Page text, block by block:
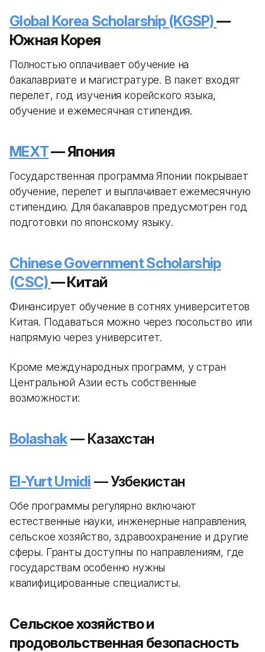
Global Korea Scholarship (KGSP)—
Южная Корея
Полностью оплачивает обучение на
бакалавриате и магистратуре. В пакет входят
перелет, год изучения корейского языка,
обучение и ежемесячная стипендия.
MEXT— Япония
Государственная программа Японии покрывает
обучение, перелет и выплачивает ежемесячную
стипендию. Для бакалавров предусмотрен год
подготовки по японскому языку.
Chinese Government Scholarship
(CSC)— Китай
Финансирует обучение в сотнях университетов
Китая. Подаваться можно через посольство или
напрямую через университет.
Кроме международных программ, у стран
Центральной Азии есть собственные
возможности:
Bolashak— Казахстан
El-Yurt Umidi — Узбекистан
Обе программы регулярно включают
естественные науки, инженерные направления,
сельское хозяйство, здравоохранение и другие
сферы. Гранты доступны по направлениям, где
государствам особенно нужны
квалифицированные специалисты.
Сельское хозяйство и
продовольственная безопасность